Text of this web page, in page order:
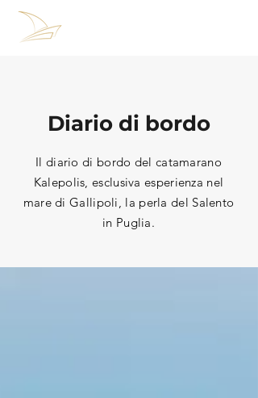
Diario di bordo
Il diario di bordo del catamarano
Kalepolis, esclusiva esperienza nel
mare di Gallipoli, la perla del Salento
in Puglia.